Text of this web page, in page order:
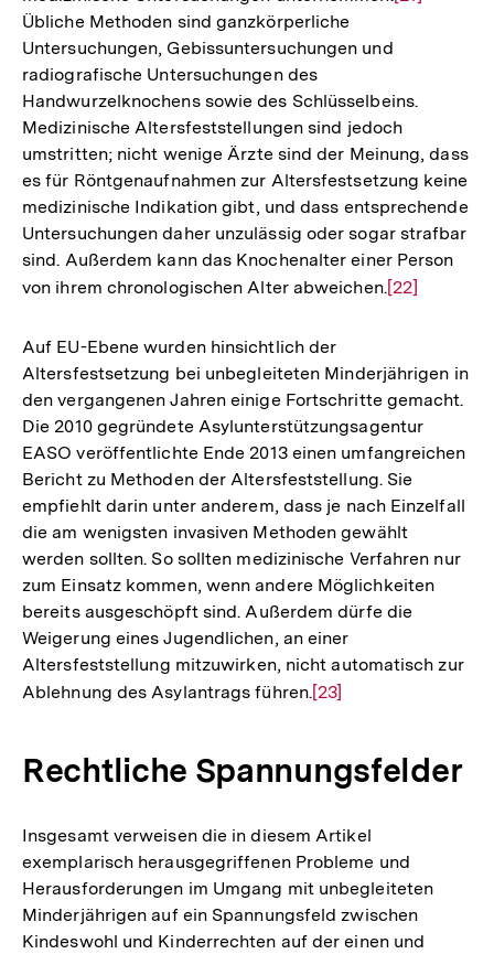
Übliche Methoden sind ganzkörperliche
Untersuchungen, Gebissuntersuchungen und
radiografische Untersuchungen des
Handwurzelknochens sowie des Schlüsselbeins.
Medizinische Altersfeststellungen sind jedoch
umstritten; nicht wenige Ärzte sind der Meinung, dass
es für Röntgenaufnahmen zur Altersfestsetzung keine
medizinische Indikation gibt, und dass entsprechende
Untersuchungen daher unzulässig oder sogar strafbar
sind. Außerdem kann das Knochenalter einer Person
von ihrem chronologischen Alter abweichen.Zur
Fußnote
[22]
Auf EU-Ebene wurden hinsichtlich der
Altersfestsetzung bei unbegleiteten Minderjährigen in
den vergangenen Jahren einige Fortschritte gemacht.
Die 2010 gegründete Asylunterstützungsagentur
EASO veröffentlichte Ende 2013 einen umfangreichen
Bericht zu Methoden der Altersfeststellung. Sie
empfiehlt darin unter anderem, dass je nach Einzelfall
die am wenigsten invasiven Methoden gewählt
werden sollten. So sollten medizinische Verfahren nur
zum Einsatz kommen, wenn andere Möglichkeiten
bereits ausgeschöpft sind. Außerdem dürfe die
Weigerung eines Jugendlichen, an einer
Altersfeststellung mitzuwirken, nicht automatisch zur
Ablehnung des Asylantrags führen.Zur
Fußnote
[23]
Rechtliche Spannungsfelder
Insgesamt verweisen die in diesem Artikel
exemplarisch herausgegriffenen Probleme und
Herausforderungen im Umgang mit unbegleiteten
Minderjährigen auf ein Spannungsfeld zwischen
Kindeswohl und Kinderrechten auf der einen und